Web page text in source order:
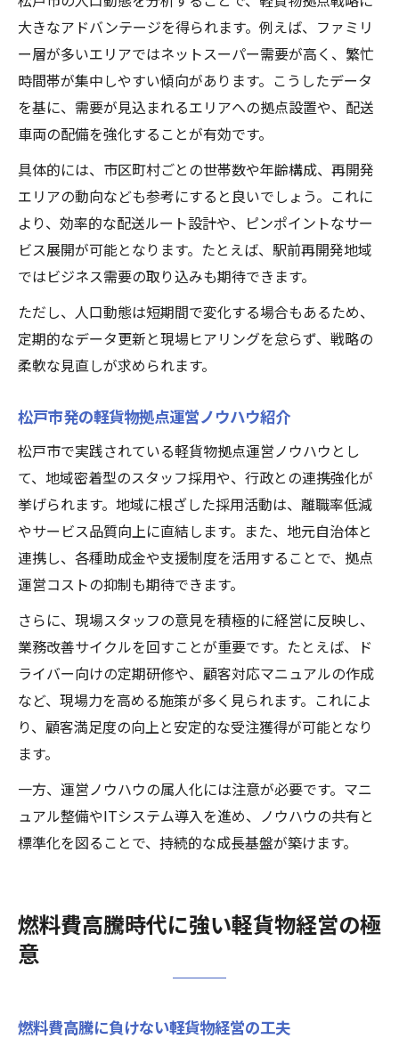
大きなアドバンテージを得られます。例えば、ファミリ
ー層が多いエリアではネットスーパー需要が高く、繁忙
時間帯が集中しやすい傾向があります。こうしたデータ
を基に、需要が見込まれるエリアへの拠点設置や、配送
車両の配備を強化することが有効です。
具体的には、市区町村ごとの世帯数や年齢構成、再開発
エリアの動向なども参考にすると良いでしょう。これに
より、効率的な配送ルート設計や、ピンポイントなサー
ビス展開が可能となります。たとえば、駅前再開発地域
ではビジネス需要の取り込みも期待できます。
ただし、人口動態は短期間で変化する場合もあるため、
定期的なデータ更新と現場ヒアリングを怠らず、戦略の
柔軟な見直しが求められます。
松戸市発の軽貨物拠点運営ノウハウ紹介
松戸市で実践されている軽貨物拠点運営ノウハウとし
て、地域密着型のスタッフ採用や、行政との連携強化が
挙げられます。地域に根ざした採用活動は、離職率低減
やサービス品質向上に直結します。また、地元自治体と
連携し、各種助成金や支援制度を活用することで、拠点
運営コストの抑制も期待できます。
さらに、現場スタッフの意見を積極的に経営に反映し、
業務改善サイクルを回すことが重要です。たとえば、ド
ライバー向けの定期研修や、顧客対応マニュアルの作成
など、現場力を高める施策が多く見られます。これによ
り、顧客満足度の向上と安定的な受注獲得が可能となり
ます。
一方、運営ノウハウの属人化には注意が必要です。マニ
ュアル整備やITシステム導入を進め、ノウハウの共有と
標準化を図ることで、持続的な成長基盤が築けます。
燃料費高騰時代に強い軽貨物経営の極
意
燃料費高騰に負けない軽貨物経営の工夫